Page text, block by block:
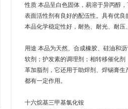
性质 本品呈白色固体，易溶于异丙醇
表面活性剂有良好的配伍性。具有优
本品化学稳定性好，耐热、耐光、耐压
用途 本品为天然、合成橡胶、硅油和
软剂；护发素的调理剂；相转移催化
革加脂剂，它还用于助焊剂、焊锡膏
都有一定作用。
十六烷基三甲基氯化铵